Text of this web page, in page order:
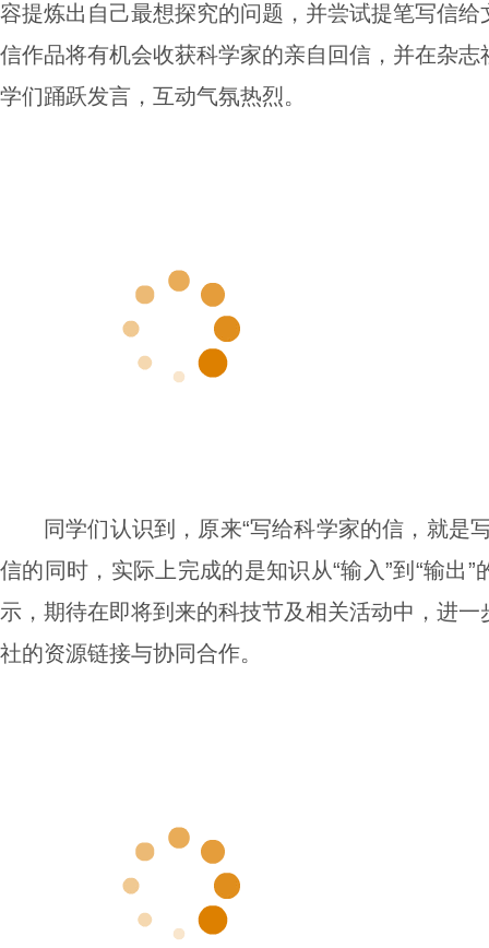
容提炼出自己最想探究的问题，并尝试提笔写信
信作品将有机会收获科学家的亲自回信，并在杂
学们踊跃发言，互动气氛热烈。
同学们认识到，原来“写给科学家的信，就
信的同时，实际上完成的是知识从“输入”到“输出
示，期待在即将到来的科技节及相关活动中，进
社的资源链接与协同合作。